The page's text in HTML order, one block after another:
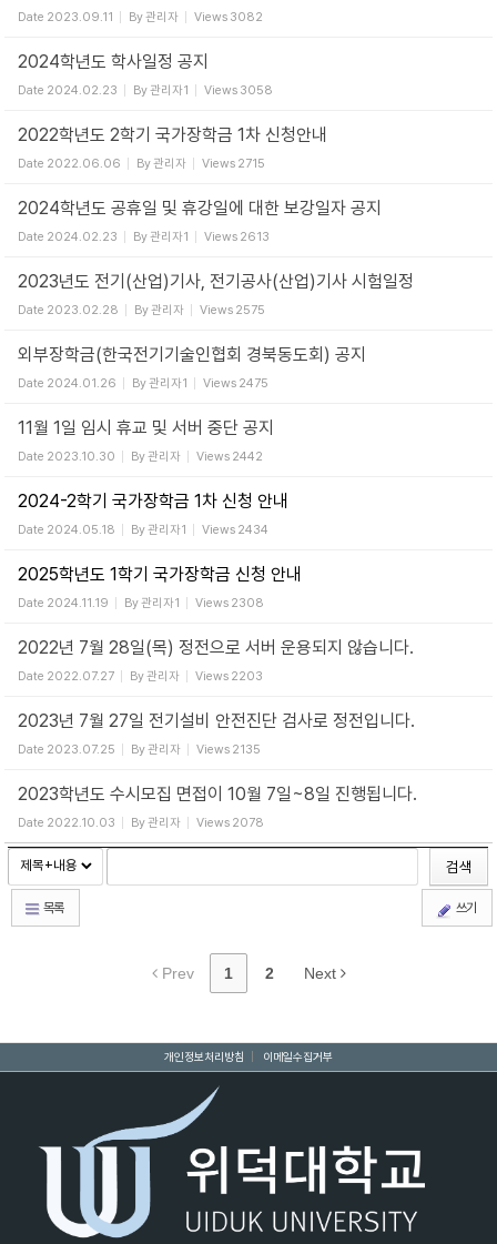
Date 2023.09.11 By관리자 Views 3082
2024학년도 학사일정 공지
Date 2024.02.23 By관리자1 Views 3058
2022학년도 2학기 국가장학금 1차 신청안내
Date 2022.06.06 By관리자 Views 2715
2024학년도 공휴일 및 휴강일에 대한 보강일자 공지
Date 2024.02.23 By관리자1 Views 2613
2023년도 전기(산업)기사, 전기공사(산업)기사 시험일정
Date 2023.02.28 By관리자 Views 2575
외부장학금(한국전기기술인협회 경북동도회) 공지
Date 2024.01.26 By관리자1 Views 2475
11월 1일 임시 휴교 및 서버 중단 공지
Date 2023.10.30 By관리자 Views 2442
2024-2학기 국가장학금 1차 신청 안내
Date 2024.05.18 By관리자1 Views 2434
2025학년도 1학기 국가장학금 신청 안내
Date 2024.11.19 By관리자1 Views 2308
2022년 7월 28일(목) 정전으로 서버 운용되지 않습니다.
Date 2022.07.27 By관리자 Views 2203
2023년 7월 27일 전기설비 안전진단 검사로 정전입니다.
Date 2023.07.25 By관리자 Views 2135
2023학년도 수시모집 면접이 10월 7일~8일 진행됩니다.
Date 2022.10.03 By관리자 Views 2078
검색
목록 쓰기
Prev 1 2 Next
개인정보처리방침 이메일수집거부